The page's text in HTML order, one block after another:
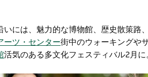
いには 、魅力的な博物館、歴史散策路
ーツ・センター街中のウォーキングや
活気のある多文化フェスティバル2月に